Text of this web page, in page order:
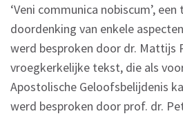
‘Veni communica nobiscum’,
doordenking van enkele
werd besproken door dr. Mattijs
vroegkerkelijke tekst, die als
Apostolische Geloofsbelijdenis
werd besproken door prof. dr.